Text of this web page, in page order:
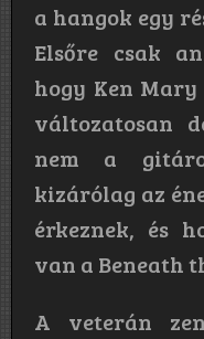
a hangok egy
Elsőre csak
hogy Ken
változatosan
nem a
kizárólag az
érkeznek, és
van a Beneath
A veterán